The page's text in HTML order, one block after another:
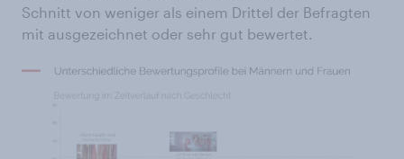
Schnitt von weniger als einem Drittel der Befragten
mit ausgezeichnet oder sehr gut bewertet.